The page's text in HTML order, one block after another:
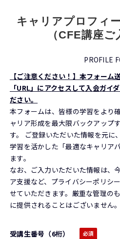
キャリアプロフィ
（CFE講座ご
PROFILE
【ご注意ください！】本フォーム
「URL」にアクセスして入会ガイ
ださい。
本フォームは、皆様の学習をより
ャリア形成を最大限バックアップ
す。 ご登録いただいた情報を元に
学習を活かした「最適なキャリア
ます。
なお、ご入力いただいた情報は、
ア支援など、プライバシーポリシ
せていただきます。厳重な管理の
に提供されることはございません。
受講生番号（6桁）